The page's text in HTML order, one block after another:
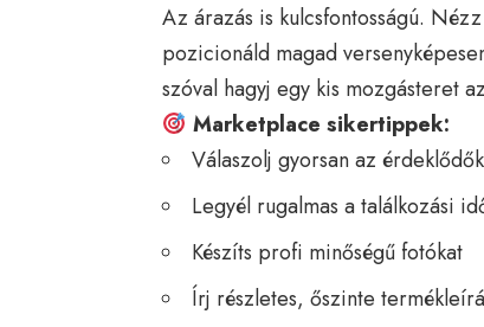
Az árazás is kulcsfontosságú.
pozicionáld magad
szóval hagyj egy kis mozgásteret
Marketplace sikertippek:
Válaszolj gyorsan az
Legyél rugalmas a találkozási
Készíts profi minőségű fotókat
Írj részletes, őszinte